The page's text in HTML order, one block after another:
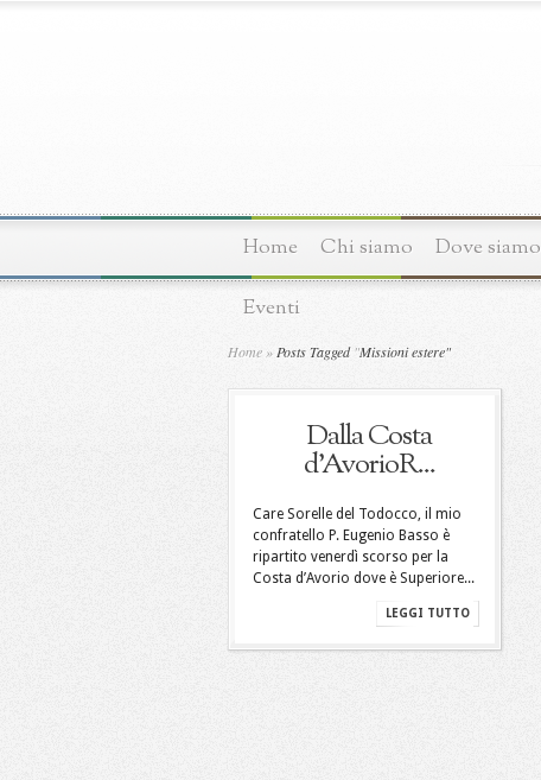
Home Chi siamo Dove siamo
Eventi
Home » Posts Tagged "Missioni estere"
Dalla Costa
d’AvorioR...
Care Sorelle del Todocco, il mio
confratello P. Eugenio Basso è
ripartito venerdì scorso per la
Costa d’Avorio dove è Superiore...
LEGGI TUTTO